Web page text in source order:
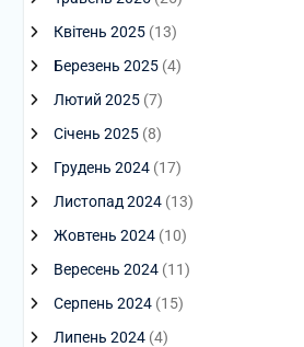
Квітень 2025(13)
Березень 2025(4)
Лютий 2025(7)
Січень 2025(8)
Грудень 2024(17)
Листопад 2024(13)
Жовтень 2024(10)
Вересень 2024(11)
Серпень 2024(15)
Липень 2024(4)